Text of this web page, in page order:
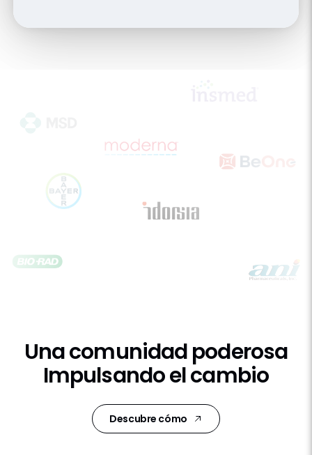
Una comunidad poderosa
Impulsando el cambio
Descubre cómo